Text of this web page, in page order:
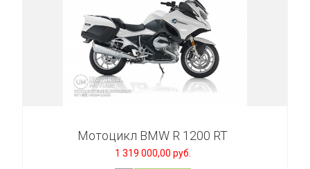
Мотоцикл BMW R 1200 RT
1 319 000,00 руб.